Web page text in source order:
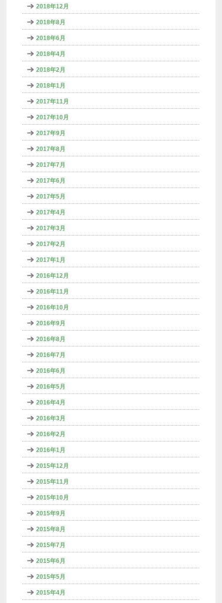
2018年12月
2018年8月
2018年6月
2018年4月
2018年2月
2018年1月
2017年11月
2017年10月
2017年9月
2017年8月
2017年7月
2017年6月
2017年5月
2017年4月
2017年3月
2017年2月
2017年1月
2016年12月
2016年11月
2016年10月
2016年9月
2016年8月
2016年7月
2016年6月
2016年5月
2016年4月
2016年3月
2016年2月
2016年1月
2015年12月
2015年11月
2015年10月
2015年9月
2015年8月
2015年7月
2015年6月
2015年5月
2015年4月